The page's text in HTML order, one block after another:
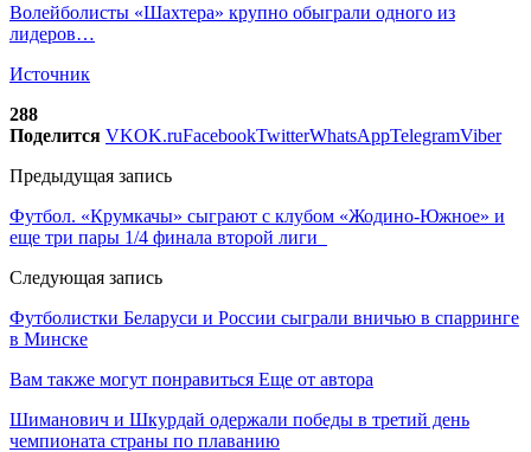
Волейболисты «Шахтера» крупно обыграли одного из
лидеров…
Источник
288
Поделится VKOK.ruFacebookTwitterWhatsAppTelegramViber
Предыдущая запись
Футбол. «Крумкачы» сыграют с клубом «Жодино-Южное» и
еще три пары 1/4 финала второй лиги
Следующая запись
Футболистки Беларуси и России сыграли вничью в спарринге
в Минске
Вам также могут понравиться Еще от автора
Шиманович и Шкурдай одержали победы в третий день
чемпионата страны по плаванию